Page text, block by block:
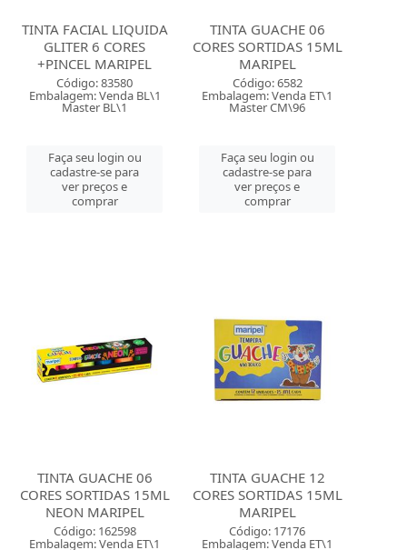
TINTA FACIAL LIQUIDA
GLITER 6 CORES
+PINCEL MARIPEL
Código: 83580
Embalagem: Venda BL\1
Master BL\1
Faça seu login ou
cadastre-se para
ver preços e
comprar
TINTA GUACHE 06
CORES SORTIDAS 15ML
MARIPEL
Código: 6582
Embalagem: Venda ET\1
Master CM\96
Faça seu login ou
cadastre-se para
ver preços e
comprar
TINTA GUACHE 06
CORES SORTIDAS 15ML
NEON MARIPEL
Código: 162598
Embalagem: Venda ET\1
TINTA GUACHE 12
CORES SORTIDAS 15ML
MARIPEL
Código: 17176
Embalagem: Venda ET\1